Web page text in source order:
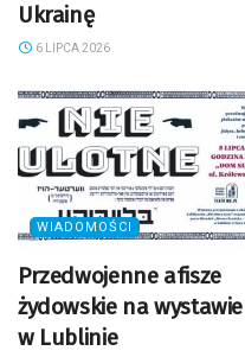
Ukrainę
6 LIPCA 2026
WIADOMOŚCI
Przedwojenne afisze
żydowskie na wystawie
w Lublinie